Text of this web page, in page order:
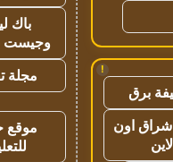
!
برق
اون
لاين
باك
وجيست
مجلة
موقع